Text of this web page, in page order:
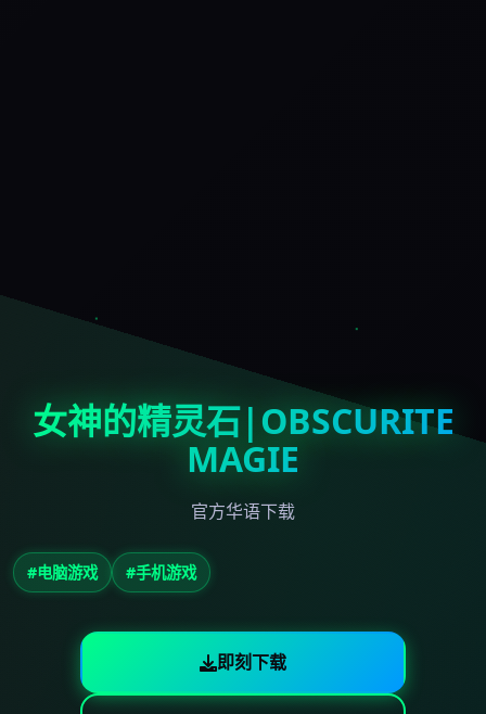
女神的精灵石|OBSCURITE
MAGIE
官方华语下载
#电脑游戏 #手机游戏
即刻下载